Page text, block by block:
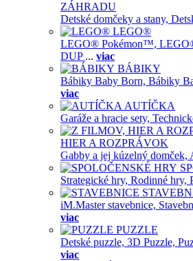
ZÁHRADU
Detské domčeky a stany,
LEGO®
LEGO® Pokémon™,
DUP ... viac
BÁBIKY
Bábiky Baby Born, Bábiky
viac
AUTÍČKA
Garáže a hracie sety,
HIER A ROZPRÁVOK
Gabby a jej kúzelný domček,
Strategické hry, Rodinné hry,
iM.Master stavebnice,
viac
PUZZLE
Detské puzzle, 3D Puzzle,
viac